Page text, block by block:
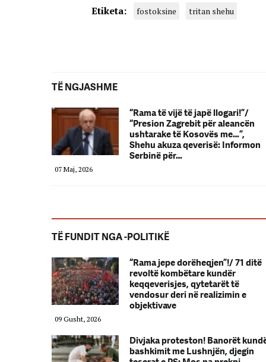
Etiketa: fostoksine tritan shehu
TË NGJASHME
“Rama të vijë të japë llogari!”/
“Presion Zagrebit për aleancën
ushtarake të Kosovës me…”,
Shehu akuza qeverisë: Informon
Serbinë për…
07 Maj, 2026
TË FUNDIT NGA -POLITIKË
“Rama jepe dorëheqjen”!/ 71 ditë
revoltë kombëtare kundër
keqqeverisjes, qytetarët të
vendosur deri në realizimin e
objektivave
09 Gusht, 2026
Divjaka proteston! Banorët
bashkimit me Lushnjën, djegin